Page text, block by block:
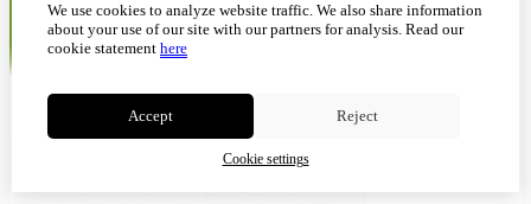
We use cookies to analyze website traffic. We also share information
about your use of our site with our partners for analysis. Read our
cookie statement here
Accept Reject
Cookie settings